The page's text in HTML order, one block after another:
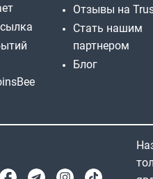
Отзывы на
Стать нашим
партнером
Блог